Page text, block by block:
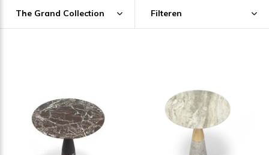
The Grand Collection Filteren